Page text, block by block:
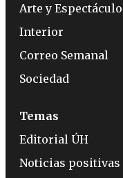
Arte y
Interior
Correo Semanal
Sociedad
Temas
Editorial ÚH
Noticias positivas